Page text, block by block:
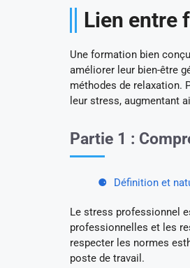
Lien entre
Une formation bien
améliorer leur bien-être
méthodes de relaxation.
leur stress, augmentant
Partie 1 :
Définition et
Le stress professionnel
professionnelles et les
respecter les normes
poste de travail.